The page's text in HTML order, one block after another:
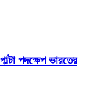
পদক্ষেপ ভারতের